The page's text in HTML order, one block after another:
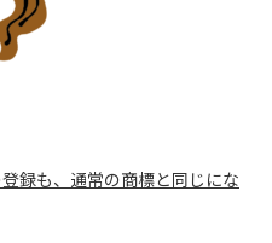
録も、通常の商標と同じにな